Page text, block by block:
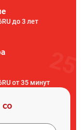
до 3 лет
от 35 минут
со